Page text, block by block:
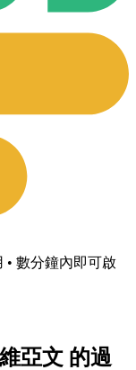
• 數分鐘內即可啟
亞文 的過